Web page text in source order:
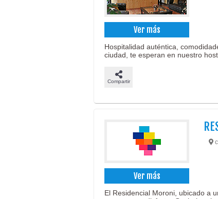
Ver más
Hospitalidad auténtica,
ciudad, te esperan en nuestro
Compartir
Ver más
El Residencial Moroni, ubicado a